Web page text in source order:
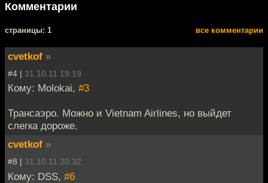
Комментарии
cтраницы: 1 все комментарии
cvetkof »
#4 | 31.10.11 19:19
Кому: Molokai, #3
Трансаэро. Можно и Vietnam Airlines, но выйдет
слегка дороже.
cvetkof »
#8 | 31.10.11 20:32
Кому: DSS, #6